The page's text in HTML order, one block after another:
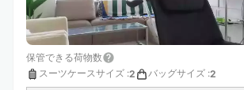
保管できる荷物数
スーツケースサイズ :2 バッグサイズ :2